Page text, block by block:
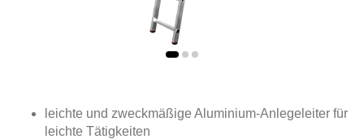
leichte und zweckmäßige Aluminium-Anlegeleiter für
leichte Tätigkeiten